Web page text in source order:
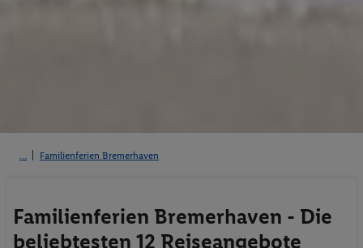
Familienferien Bremerhaven
Familienferien Bremerhaven - Die
beliebtesten 12 Reiseangebote